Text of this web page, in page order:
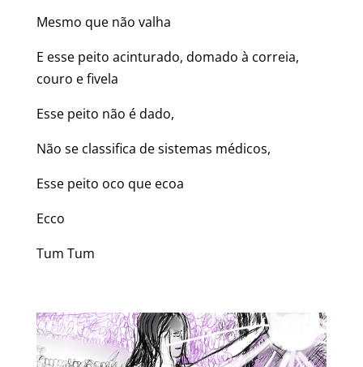
Mesmo que não valha
E esse peito acinturado, domado à correia,
couro e fivela
Esse peito não é dado,
Não se classifica de sistemas médicos,
Esse peito oco que ecoa
Ecco
Tum Tum